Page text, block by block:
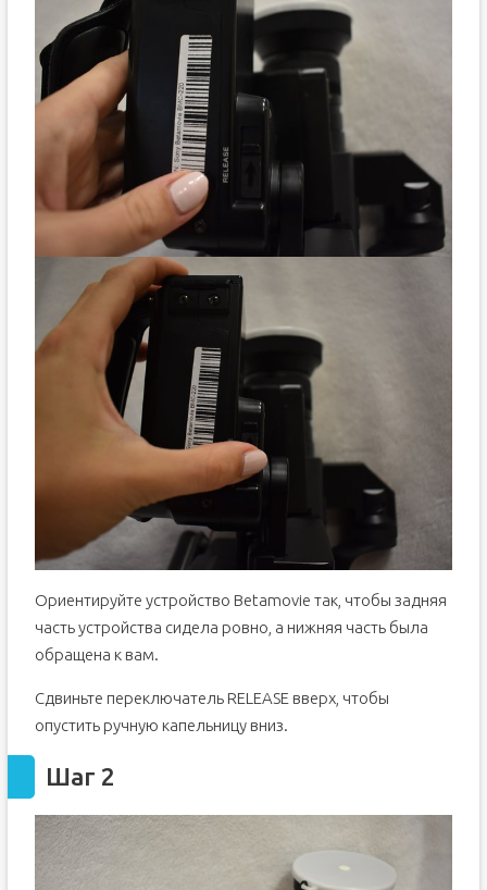
Ориентируйте устройство Betamovie так, чтобы задняя
часть устройства сидела ровно, а нижняя часть была
обращена к вам.
Сдвиньте переключатель RELEASE вверх, чтобы
опустить ручную капельницу вниз.
Шаг 2